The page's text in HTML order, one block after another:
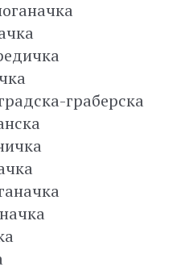
граберска